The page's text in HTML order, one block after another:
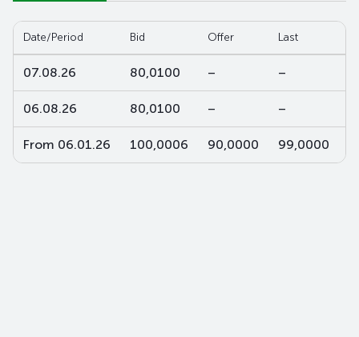
Date/Period Bid Offer Last
07.08.26 80,0100 – –
06.08.26 80,0100 – –
From 06.01.26 100,0006 90,0000 99,0000